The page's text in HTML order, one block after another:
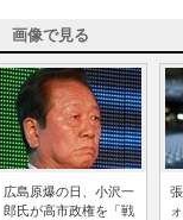
画像で見る
広島原爆の日、小沢一
郎氏が高市政権を「戦